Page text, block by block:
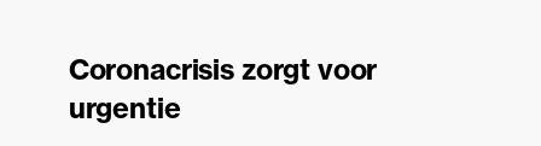
Coronacrisis zorgt voor
urgentie